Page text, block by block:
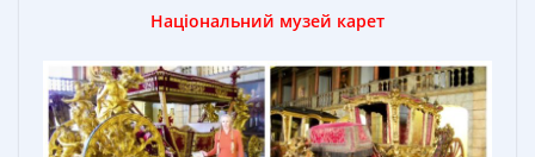
Національний музей карет